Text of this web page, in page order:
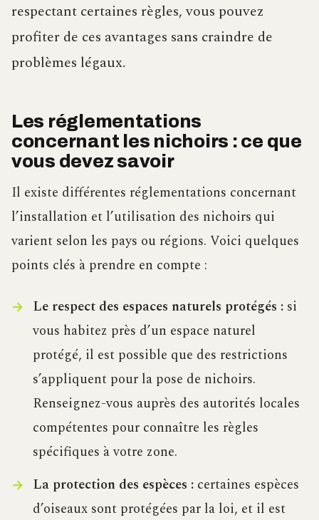
respectant certaines règles, vous pouvez
profiter de ces avantages sans craindre de
problèmes légaux.
Les réglementations
concernant les nichoirs : ce que
vous devez savoir
Il existe différentes réglementations concernant
l’installation et l’utilisation des nichoirs qui
varient selon les pays ou régions. Voici quelques
points clés à prendre en compte :
Le respect des espaces naturels protégés :si
vous habitez près d’un espace naturel
protégé, il est possible que des restrictions
s’appliquent pour la pose de nichoirs.
Renseignez-vous auprès des autorités locales
compétentes pour connaître les règles
spécifiques à votre zone.
La protection des espèces :certaines espèces
d’oiseaux sont protégées par la loi, et il est